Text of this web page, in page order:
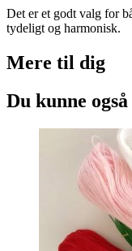
Det er et godt valg for
tydeligt og harmonisk.
Mere til dig
Du kunne